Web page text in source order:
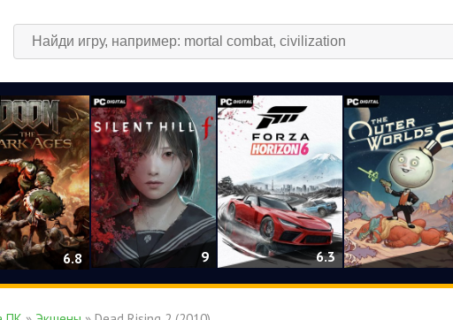
6.8 9 6.3